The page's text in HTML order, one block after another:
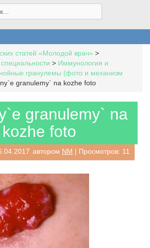
статей «Молодой врач» >
> Иммунология и
гранулемы (фото и механизм
granulemy` na kozhe foto
granulemy` na
kozhe foto
автором NM | Просмотров: 11